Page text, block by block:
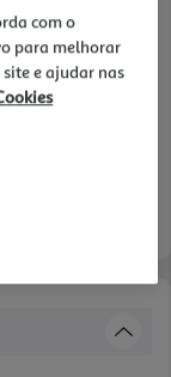
com o
para melhorar
e ajudar nas